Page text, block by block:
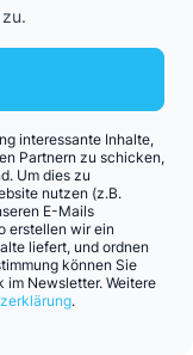
interessante Inhalte,
Partnern zu schicken,
Um dies zu
nutzen (z.B.
E-Mails
erstellen wir ein
liefert, und ordnen
können Sie
im Newsletter. Weitere
.